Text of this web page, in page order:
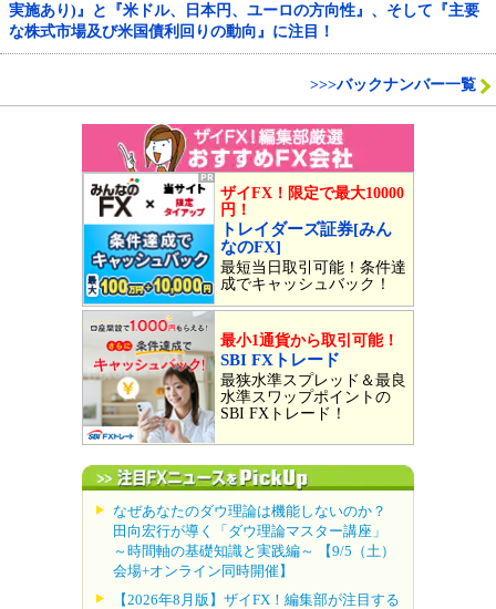
実施あり)』と『米ドル、日本円、ユーロの方向性』、そして『主要
な株式市場及び米国債利回りの動向』に注目！
>>>バックナンバー一覧
ザイFX！限定で最大10000
円！
トレイダーズ証券[みん
なのFX]
最短当日取引可能！条件達
成でキャッシュバック！
最小1通貨から取引可能！
SBI FXトレード
最狭水準スプレッド＆最良
水準スワップポイントの
SBI FXトレード！
なぜあなたのダウ理論は機能しないのか？
田向宏行が導く「ダウ理論マスター講座」
～時間軸の基礎知識と実践編～ 【9/5（土）
会場+オンライン同時開催】
【2026年8月版】ザイFX！編集部が注目する